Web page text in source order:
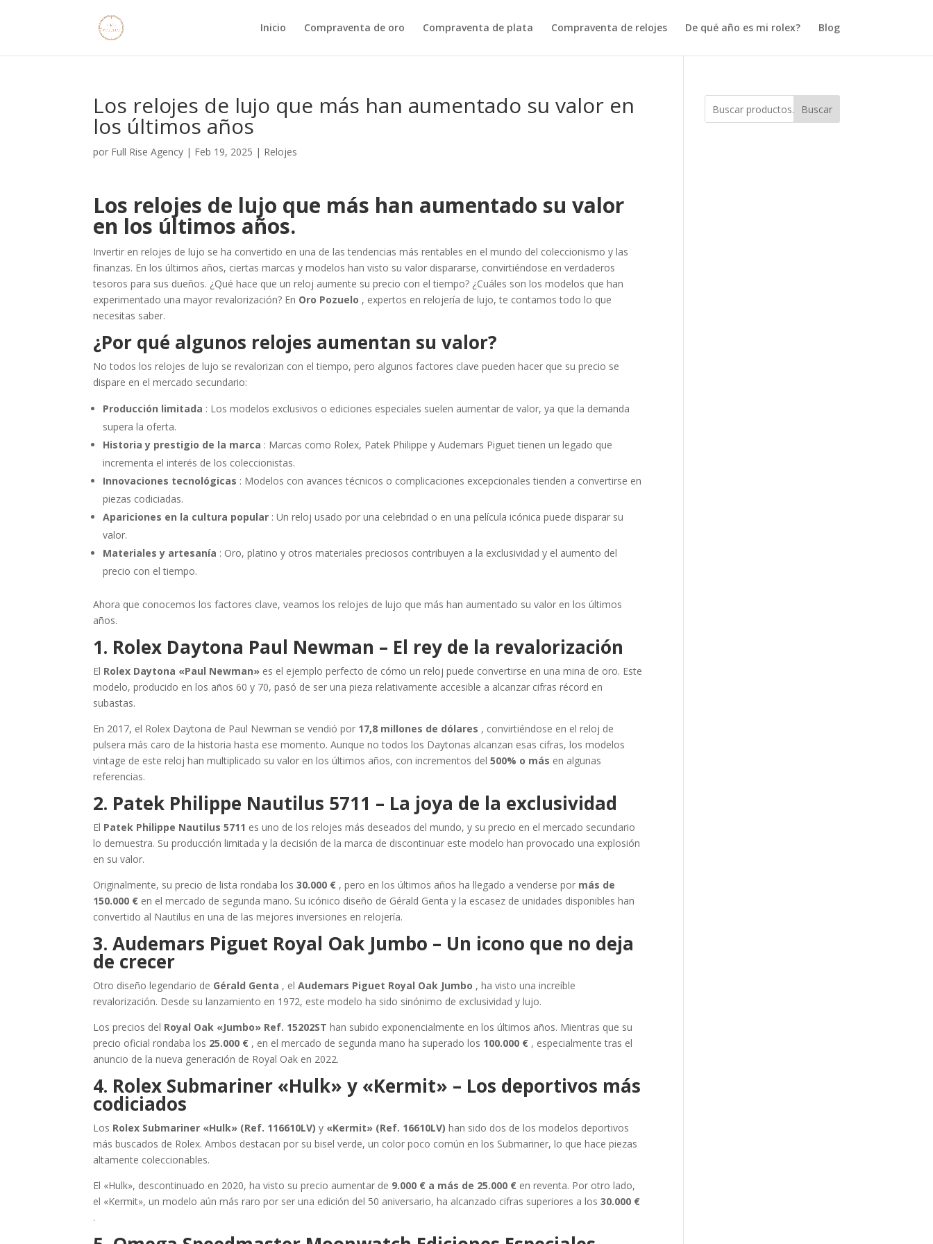
Inicio Compraventa de oro Compraventa de plata Compraventa de relojes De qué año es mi rolex? Blog
Los relojes de lujo que más han aumentado su valor en
los últimos años
por Full Rise Agency | Feb 19, 2025 | Relojes
Los relojes de lujo que más han aumentado su valor
en los últimos años.
Invertir en relojes de lujo se ha convertido en una de las tendencias más rentables en el mundo del coleccionismo y las
finanzas. En los últimos años, ciertas marcas y modelos han visto su valor dispararse, convirtiéndose en verdaderos
tesoros para sus dueños. ¿Qué hace que un reloj aumente su precio con el tiempo? ¿Cuáles son los modelos que han
experimentado una mayor revalorización? En Oro Pozuelo , expertos en relojería de lujo, te contamos todo lo que
necesitas saber.
¿Por qué algunos relojes aumentan su valor?
No todos los relojes de lujo se revalorizan con el tiempo, pero algunos factores clave pueden hacer que su precio se
dispare en el mercado secundario:
Producción limitada : Los modelos exclusivos o ediciones especiales suelen aumentar de valor, ya que la demanda
supera la oferta.
Historia y prestigio de la marca : Marcas como Rolex, Patek Philippe y Audemars Piguet tienen un legado que
incrementa el interés de los coleccionistas.
Innovaciones tecnológicas : Modelos con avances técnicos o complicaciones excepcionales tienden a convertirse en
piezas codiciadas.
Apariciones en la cultura popular : Un reloj usado por una celebridad o en una película icónica puede disparar su
valor.
Materiales y artesanía : Oro, platino y otros materiales preciosos contribuyen a la exclusividad y el aumento del
precio con el tiempo.
Ahora que conocemos los factores clave, veamos los relojes de lujo que más han aumentado su valor en los últimos
años.
1. Rolex Daytona Paul Newman – El rey de la revalorización
El Rolex Daytona «Paul Newman» es el ejemplo perfecto de cómo un reloj puede convertirse en una mina de oro. Este
modelo, producido en los años 60 y 70, pasó de ser una pieza relativamente accesible a alcanzar cifras récord en
subastas.
En 2017, el Rolex Daytona de Paul Newman se vendió por 17,8 millones de dólares , convirtiéndose en el reloj de
pulsera más caro de la historia hasta ese momento. Aunque no todos los Daytonas alcanzan esas cifras, los modelos
vintage de este reloj han multiplicado su valor en los últimos años, con incrementos del500% o más en algunas
referencias.
2. Patek Philippe Nautilus 5711 – La joya de la exclusividad
El Patek Philippe Nautilus 5711 es uno de los relojes más deseados del mundo, y su precio en el mercado secundario
lo demuestra. Su producción limitada y la decisión de la marca de discontinuar este modelo han provocado una explosión
en su valor.
Originalmente, su precio de lista rondaba los30.000 € , pero en los últimos años ha llegado a venderse por más de
150.000 € en el mercado de segunda mano. Su icónico diseño de Gérald Genta y la escasez de unidades disponibles han
convertido al Nautilus en una de las mejores inversiones en relojería.
3. Audemars Piguet Royal Oak Jumbo – Un icono que no deja
de crecer
Otro diseño legendario de Gérald Genta , elAudemars Piguet Royal Oak Jumbo , ha visto una increíble
revalorización. Desde su lanzamiento en 1972, este modelo ha sido sinónimo de exclusividad y lujo.
Los precios del Royal Oak «Jumbo» Ref. 15202ST han subido exponencialmente en los últimos años. Mientras que su
precio oficial rondaba los 25.000 € , en el mercado de segunda mano ha superado los 100.000 € , especialmente tras el
anuncio de la nueva generación de Royal Oak en 2022.
4. Rolex Submariner «Hulk» y «Kermit» – Los deportivos más
codiciados
Los Rolex Submariner «Hulk» (Ref. 116610LV) y «Kermit» (Ref. 16610LV) han sido dos de los modelos deportivos
más buscados de Rolex. Ambos destacan por su bisel verde, un color poco común en los Submariner, lo que hace piezas
altamente coleccionables.
El «Hulk», descontinuado en 2020, ha visto su precio aumentar de 9.000 € a más de 25.000 € en reventa. Por otro lado,
el «Kermit», un modelo aún más raro por ser una edición del 50 aniversario, ha alcanzado cifras superiores a los30.000 €
.
Buscar